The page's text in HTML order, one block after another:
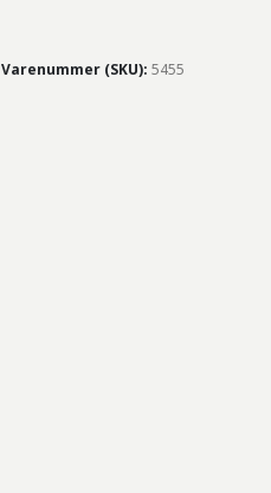
Varenummer (SKU): 5455